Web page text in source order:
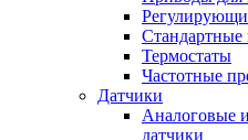
Стандартные
Термостаты
Частотные
Датчики
Аналоговые
датчики